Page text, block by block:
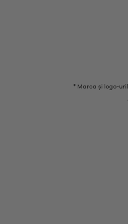
* Marca și logo-